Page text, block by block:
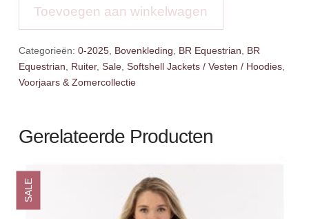
aantalToevoegen aan winkelwagen
Categorieën: 0-2025, Bovenkleding BR Equestrian
BR
Equestrian
Ruiter, Sale, Softshell Jackets / Vesten / Hoodies,
Voorjaars & Zomercollectie
Gerelateerde Producten
SALE